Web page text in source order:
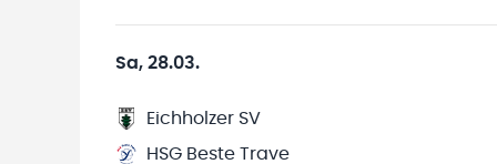
Sa, 28.03.
Eichholzer SV
HSG Beste Trave